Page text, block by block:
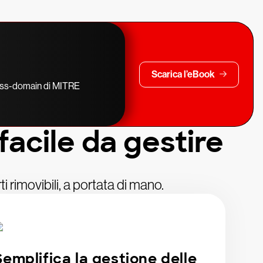
domain di MITRE
Scarica l’eBook
da gestire
rimovibili, a portata di mano.
la gestione delle